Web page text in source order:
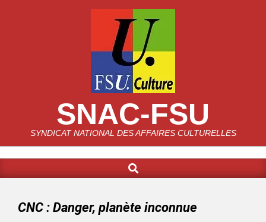
SNAC-FSU
SYNDICAT NATIONAL DES AFFAIRES CULTURELLES
CNC : Danger, planète inconnue